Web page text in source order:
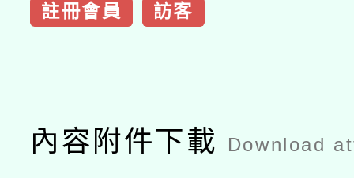
註冊會員 訪客
內容附件下載 Download